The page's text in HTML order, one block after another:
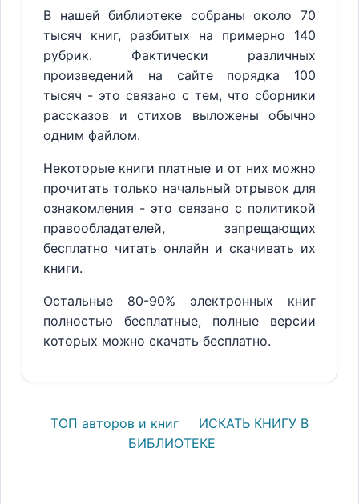
В нашей библиотеке собраны около 70
тысяч книг, разбитых на примерно 140
рубрик. Фактически различных
произведений на сайте порядка 100
тысяч - это связано с тем, что сборники
рассказов и стихов выложены обычно
одним файлом.
Некоторые книги платные и от них можно
прочитать только начальный отрывок для
ознакомления - это связано с политикой
правообладателей, запрещающих
бесплатно читать онлайн и скачивать их
книги.
Остальные 80-90% электронных книг
полностью бесплатные, полные версии
которых можно скачать бесплатно.
ТОП авторов и книг
ИСКАТЬ КНИГУ В
БИБЛИОТЕКЕ